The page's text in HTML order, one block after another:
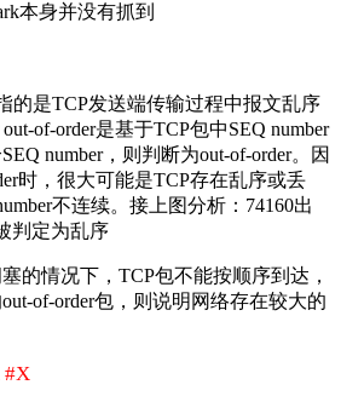
本身并没有抓到
的是TCP发送端传输过程中报文乱序
of-order是基于TCP包中SEQ number
number，则判断为out-of-order。因
时，很大可能是TCP存在乱序或丢
不连续。接上图分析：74160出
判定为乱序
的情况下，TCP包不能按顺序到达，
of-order包，则说明网络存在较大的
#X